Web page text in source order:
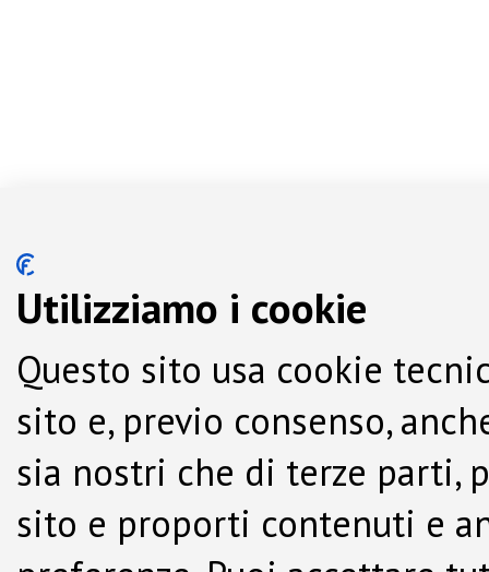
Utilizziamo i cookie
Questo sito usa cookie
sito e, previo consenso,
sia nostri che di terze parti,
sito e proporti contenuti e